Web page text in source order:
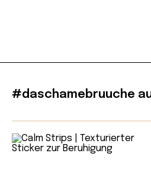
#daschamebruuche